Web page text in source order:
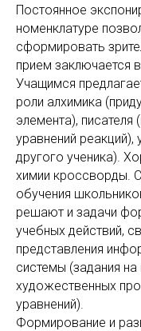
Постоянное
номенклатуре
сформировать
прием заключается
Учащимся
роли алхимика
элемента),
уравнений реакций),
другого ученика).
химии кроссворды.
обучения
решают и задачи
учебных действий,
представления
системы (задания
художественных
уравнений).
Формирование и